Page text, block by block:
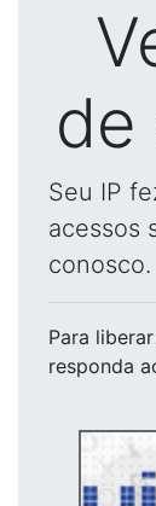
de
Seu IP
acessos
conosco.
Para
responda